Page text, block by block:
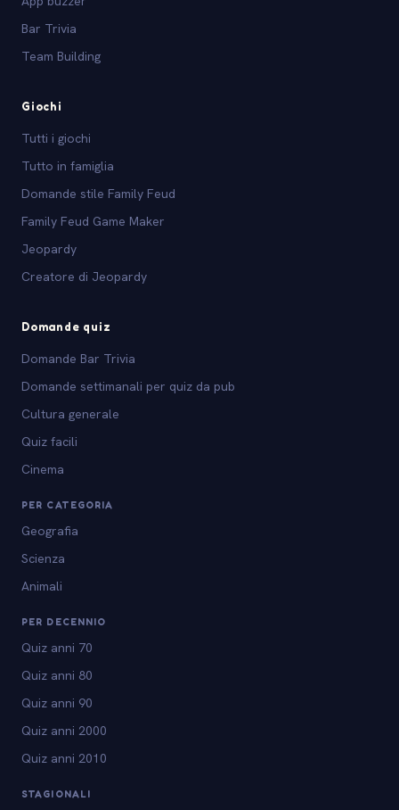
Bar Trivia
Team Building
Giochi
Tutti i giochi
Tutto in famiglia
Domande stile Family Feud
Family Feud Game Maker
Jeopardy
Creatore di Jeopardy
Domande quiz
Domande Bar Trivia
Domande settimanali per quiz da pub
Cultura generale
Quiz facili
Cinema
PER CATEGORIA
Geografia
Scienza
Animali
PER DECENNIO
Quiz anni 70
Quiz anni 80
Quiz anni 90
Quiz anni 2000
Quiz anni 2010
STAGIONALI